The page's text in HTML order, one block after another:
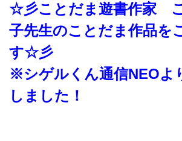
☆彡ことだま遊書作家
子先生のことだま作品を
す☆彡
※シゲルくん通信NEOよ
しました！